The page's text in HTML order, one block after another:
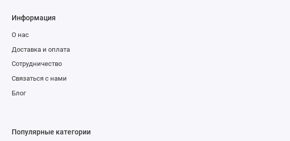
Информация
О нас
Доставка и оплата
Сотрудничество
Связаться с нами
Блог
Популярные категории